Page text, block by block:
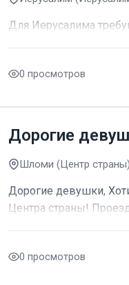
Для Иерусалима
0 просмотров
Дорогие
Шломи (Центр страны)
Дорогие девушки,
Центра страны!
0 просмотров